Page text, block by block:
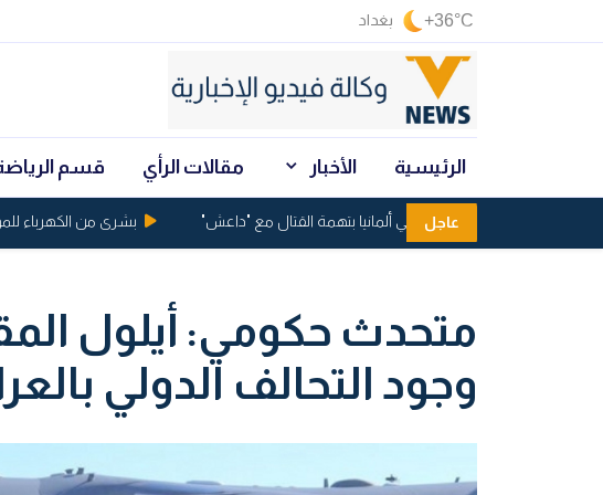
+36°C بغداد
الرئيسية الأخبار مقالات الرأي قسم
عاجل
اعتقال عراقيين في ألمانيا بتهمة القتال مع "داعش" بشرى من الكهرباء
متحدث حكومي: أيلول
وجود التحالف الدولي